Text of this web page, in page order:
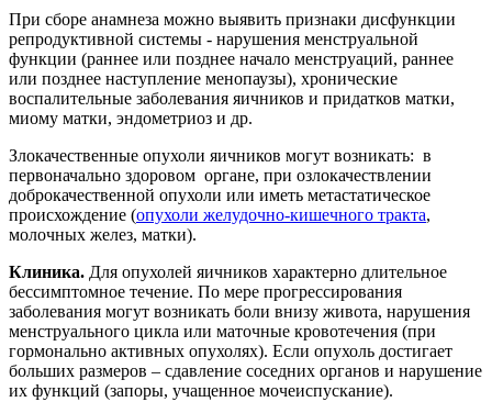
При сборе анамнеза можно выявить признаки дисфункции
репродуктивной системы - нарушения менструальной
функции (раннее или позднее начало менструаций, раннее
или позднее наступление менопаузы), хронические
воспалительные заболевания яичников и придатков матки,
миому матки, эндометриоз и др.
Злокачественные опухоли яичников могут возникать: в
первоначально здоровом органе, при озлокачествлении
доброкачественной опухоли или иметь метастатическое
происхождение (опухоли желудочно-кишечного тракта,
молочных желез, матки).
Клиника. Для опухолей яичников характерно длительное
бессимптомное течение. По мере прогрессирования
заболевания могут возникать боли внизу живота, нарушения
менструального цикла или маточные кровотечения (при
гормонально активных опухолях). Если опухоль достигает
больших размеров – сдавление соседних органов и нарушение
их функций (запоры, учащенное мочеиспускание).